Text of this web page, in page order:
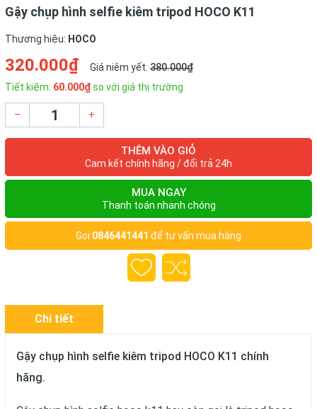
Gậy chụp hình selfie kiêm tripod HOCO K11
Thương hiệu: HOCO
320.000₫ Giá niêm yết: 380.000₫
Tiết kiệm: 60.000₫so với giá thị trường
– +
THÊM VÀO GIỎ
Cam kết chính hãng / đổi trả 24h
MUA NGAY
Thanh toán nhanh chóng
Gọi 0846441441 để tư vấn mua hàng
Chi tiết
Gậy chụp hình selfie kiêm tripod HOCO K11 chính
hãng.